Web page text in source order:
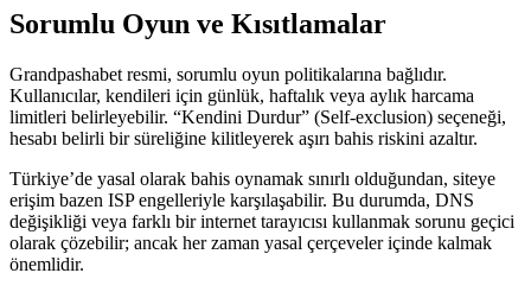
Sorumlu Oyun ve Kısıtlamalar
Grandpashabet resmi, sorumlu oyun politikalarına bağlıdır.
Kullanıcılar, kendileri için günlük, haftalık veya aylık harcama
limitleri belirleyebilir. “Kendini Durdur” (Self‑exclusion) seçeneği,
hesabı belirli bir süreliğine kilitleyerek aşırı bahis riskini azaltır.
Türkiye’de yasal olarak bahis oynamak sınırlı olduğundan, siteye
erişim bazen ISP engelleriyle karşılaşabilir. Bu durumda, DNS
değişikliği veya farklı bir internet tarayıcısı kullanmak sorunu geçici
olarak çözebilir; ancak her zaman yasal çerçeveler içinde kalmak
önemlidir.